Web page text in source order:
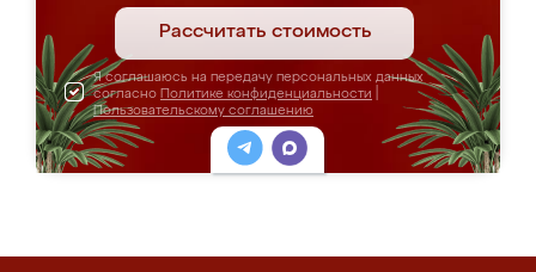
Рассчитать стоимость
Я соглашаюсь на передачу персональных данных
согласно Политике конфиденциальности
Пользовательскому соглашению